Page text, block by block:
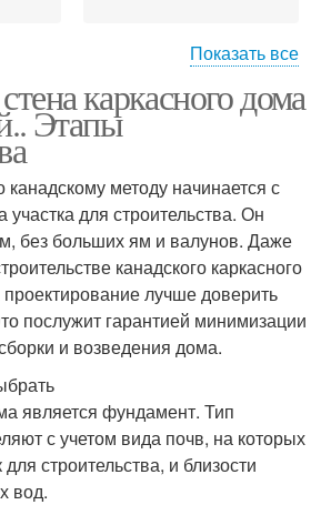
Угол в каркасном доме
Показать все
каркасного дома
Этапы
методу начинается с
для строительства. Он
без больших ям и валунов. Даже
канадского каркасного
лучше доверить
послужит гарантией минимизации
и возведения дома.
является фундамент. Тип
с учетом вида почв, на которых
строительства, и близости
вод.